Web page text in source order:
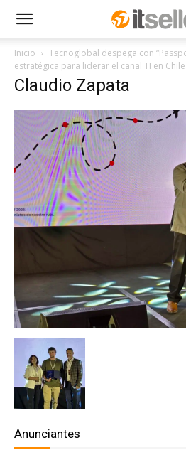
Inicio
Tecnoglobal despega con
estratégica para liderar el canal TI en Chile
Claudio Zapata
Anunciantes